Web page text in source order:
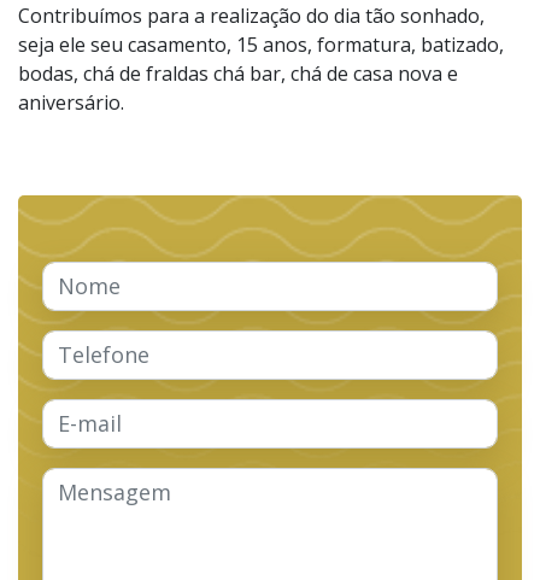
Contribuímos para a realização do dia tão sonhado,
seja ele seu casamento, 15 anos, formatura, batizado,
bodas, chá de fraldas chá bar, chá de casa nova e
aniversário.